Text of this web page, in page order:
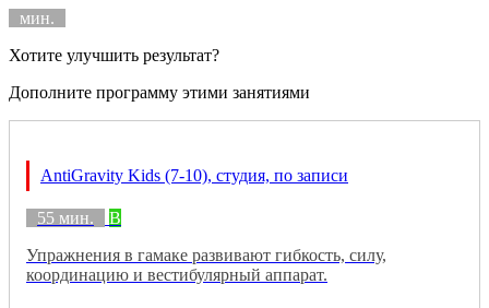
мин.
Хотите улучшить результат?
Дополните программу этими занятиями
AntiGravity Kids (7-10), студия, по записи
55 мин.
B
Упражнения в гамаке развивают гибкость, силу,
координацию и вестибулярный аппарат.